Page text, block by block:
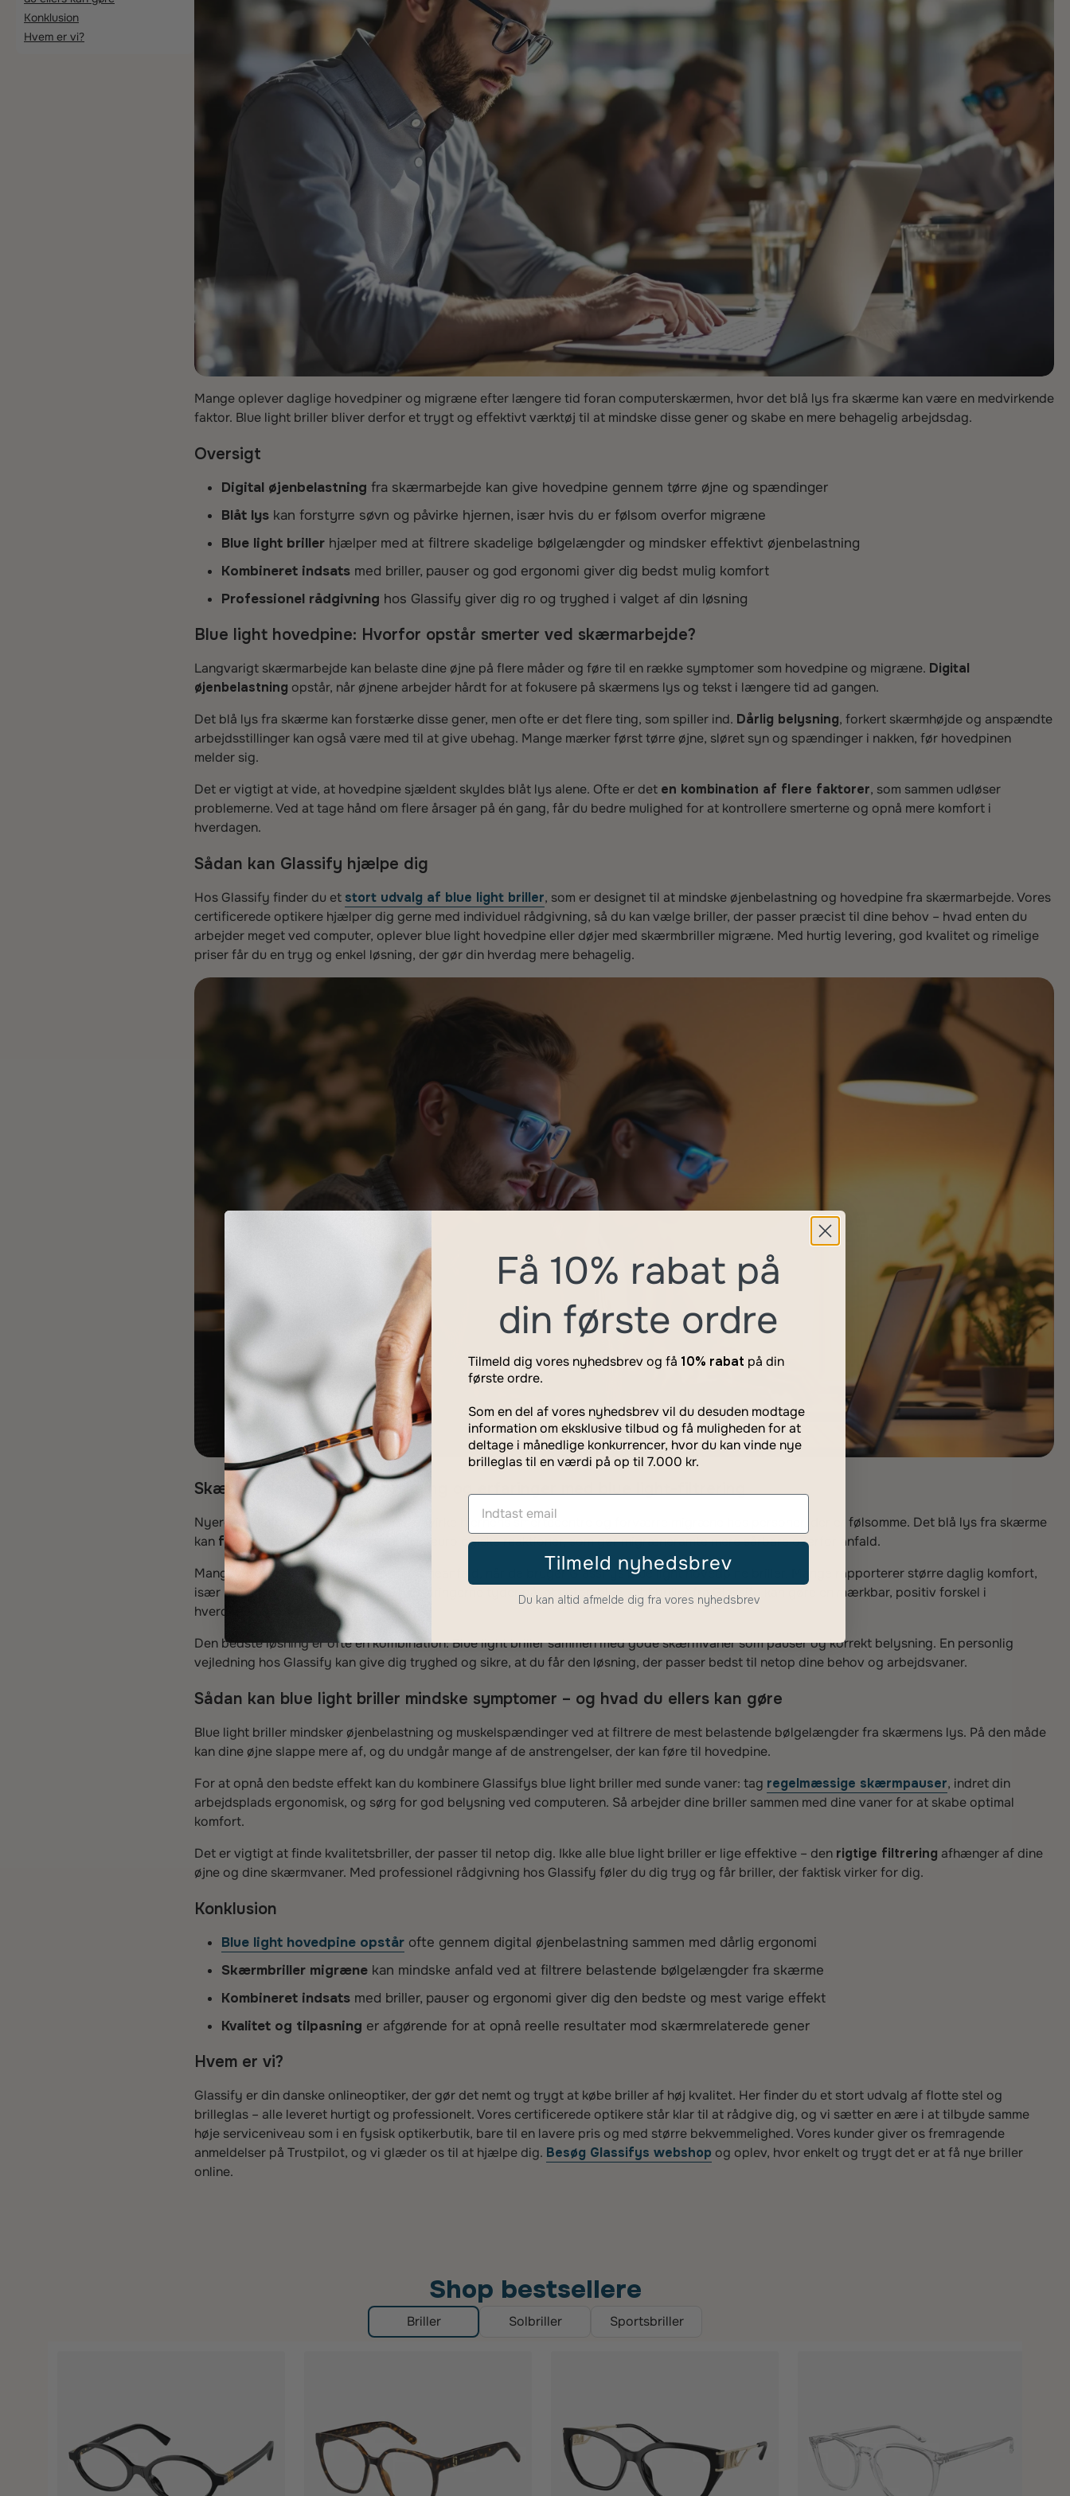
Konklusion
Hvem er vi?
Mange oplever daglige hovedpiner og migræne efter længere tid foran computerskærmen, hvor det blå lys fra skærme kan være en medvirkende
faktor. Blue light briller bliver derfor et trygt og effektivt værktøj til at mindske disse gener og skabe en mere behagelig arbejdsdag.
Oversigt
Digital øjenbelastning fra skærmarbejde kan give hovedpine gennem tørre øjne og spændinger
Blåt lys kan forstyrre søvn og påvirke hjernen, især hvis du er følsom overfor migræne
Blue light briller hjælper med at filtrere skadelige bølgelængder og mindsker effektivt øjenbelastning
Kombineret indsats med briller, pauser og god ergonomi giver dig bedst mulig komfort
Professionel rådgivning hos Glassify giver dig ro og tryghed i valget af din løsning
Blue light hovedpine: Hvorfor opstår smerter ved skærmarbejde?
Langvarigt skærmarbejde kan belaste dine øjne på flere måder og føre til en række symptomer som hovedpine og migræne. Digital
øjenbelastning opstår, når øjnene arbejder hårdt for at fokusere på skærmens lys og tekst i længere tid ad gangen.
Det blå lys fra skærme kan forstærke disse gener, men ofte er det flere ting, som spiller ind. Dårlig belysning, forkert skærmhøjde og anspændte
arbejdsstillinger kan også være med til at give ubehag. Mange mærker først tørre øjne, sløret syn og spændinger i nakken, før hovedpinen
melder sig.
Det er vigtigt at vide, at hovedpine sjældent skyldes blåt lys alene. Ofte er det en kombination af flere faktorer, som sammen udløser
problemerne. Ved at tage hånd om flere årsager på én gang, får du bedre mulighed for at kontrollere smerterne og opnå mere komfort i
hverdagen.
Sådan kan Glassify hjælpe dig
Hos Glassify finder du et stort udvalg af blue light briller, som er designet til at mindske øjenbelastning og hovedpine fra skærmarbejde. Vores
certificerede optikere hjælper dig gerne med individuel rådgivning, så du kan vælge briller, der passer præcist til dine behov – hvad enten du
arbejder meget ved computer, oplever blue light hovedpine eller døjer med skærmbriller migræne. Med hurtig levering, god kvalitet og rimelige
priser får du en tryg og enkel løsning, der gør din hverdag mere behagelig.
Skærmbriller migræne: Forskning og erfaringer med blue light-filtrering
Nyere forskning viser, at blåt lys kan påvirke hjernens smertecentre og forværre migræne hos personer, der er følsomme. Det blå lys fra skærme
kan forstyrre søvnrytmen
og udløse neurologiske reaktioner, som gør migræneramte mere sårbare overfor anfald.
Mange oplever færre og mildere migræneanfald, når de bruger Glassifys blue light hovedpine briller. Mange rapporterer større daglig komfort,
især hvis man er følsom overfor lys. Erfaringerne tyder på, at netop blue light briller fra Glassify kan gøre en mærkbar, positiv forskel i
hverdagen.
Den bedste løsning er ofte en kombination: Blue light briller sammen med gode skærmvaner som pauser og korrekt belysning. En personlig
vejledning hos Glassify kan give dig tryghed og sikre, at du får den løsning, der passer bedst til netop dine behov og arbejdsvaner.
Sådan kan blue light briller mindske symptomer – og hvad du ellers kan gøre
Blue light briller mindsker øjenbelastning og muskelspændinger ved at filtrere de mest belastende bølgelængder fra skærmens lys. På den måde
kan dine øjne slappe mere af, og du undgår mange af de anstrengelser, der kan føre til hovedpine.
For at opnå den bedste effekt kan du kombinere Glassifys blue light briller med sunde vaner: tag regelmæssige skærmpauser, indret din
arbejdsplads ergonomisk, og sørg for god belysning ved computeren. Så arbejder dine briller sammen med dine vaner for at skabe optimal
komfort.
Det er vigtigt at finde kvalitetsbriller, der passer til netop dig. Ikke alle blue light briller er lige effektive – den rigtige filtrering afhænger af dine
øjne og dine skærmvaner. Med professionel rådgivning hos Glassify føler du dig tryg og får briller, der faktisk virker for dig.
Konklusion
Blue light hovedpine opstår ofte gennem digital øjenbelastning sammen med dårlig ergonomi
Skærmbriller migræne kan mindske anfald ved at filtrere belastende bølgelængder fra skærme
Kombineret indsats med briller, pauser og ergonomi giver dig den bedste og mest varige effekt
Kvalitet og tilpasning er afgørende for at opnå reelle resultater mod skærmrelaterede gener
Hvem er vi?
Glassify er din danske onlineoptiker, der gør det nemt og trygt at købe briller af høj kvalitet. Her finder du et stort udvalg af flotte stel og
brilleglas – alle leveret hurtigt og professionelt. Vores certificerede optikere står klar til at rådgive dig, og vi sætter en ære i at tilbyde samme
høje serviceniveau som i en fysisk optikerbutik, bare til en lavere pris og med større bekvemmelighed. Vores kunder giver os fremragende
anmeldelser på Trustpilot, og vi glæder os til at hjælpe dig. Besøg Glassifys webshop og oplev, hvor enkelt og trygt det er at få nye briller
online.
Shop bestsellere
Briller Solbriller Sportsbriller
Få 10% rabat på
din første ordre
Tilmeld dig vores nyhedsbrev og få 10% rabat på din
første ordre.
Som en del af vores nyhedsbrev vil du desuden modtage
information om eksklusive tilbud og få muligheden for at
deltage i månedlige konkurrencer, hvor du kan vinde nye
brilleglas til en værdi på op til 7.000 kr.
Tilmeld nyhedsbrev
Du kan altid afmelde dig fra vores nyhedsbrev